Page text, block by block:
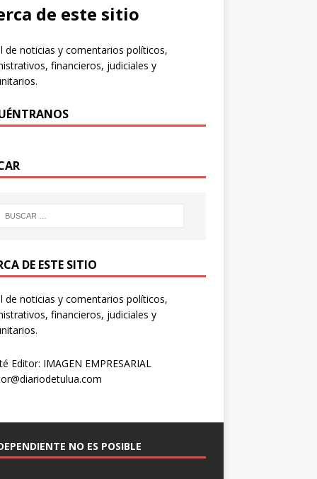
de este sitio
de noticias y comentarios políticos,
financieros, judiciales y
DE ESTE SITIO
de noticias y comentarios políticos,
financieros, judiciales y
Editor: IMAGEN EMPRESARIAL
NO ES POSIBLE